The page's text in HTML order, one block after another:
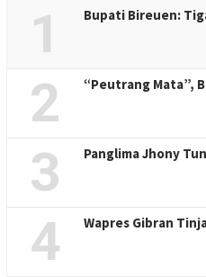
1 Bupati Bireuen:
2 “Peutrang Mata”,
3 Panglima Jhony
4 Wapres Gibran